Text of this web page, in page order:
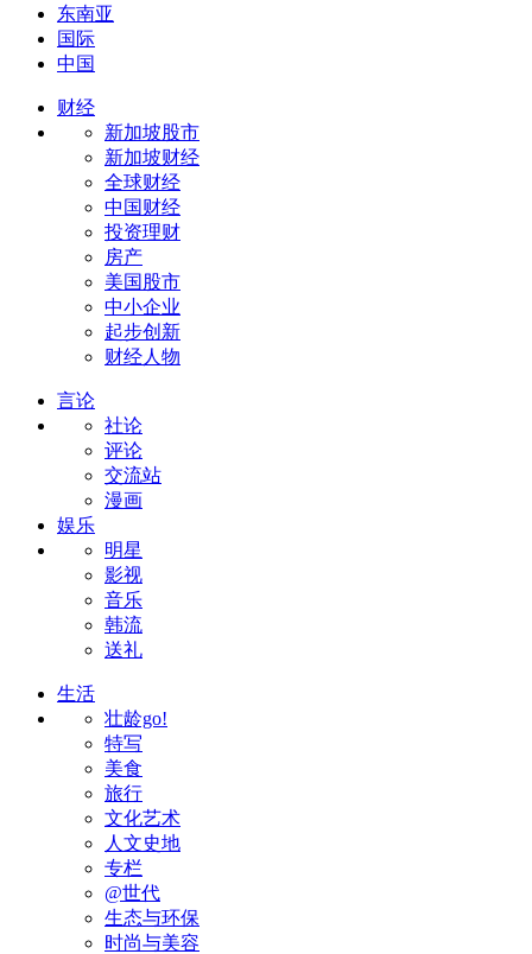
东南亚
国际
中国
财经
新加坡股市
新加坡财经
全球财经
中国财经
投资理财
房产
美国股市
中小企业
起步创新
财经人物
言论
社论
评论
交流站
漫画
娱乐
明星
影视
音乐
韩流
送礼
生活
壮龄go!
特写
美食
旅行
文化艺术
人文史地
专栏
@世代
生态与环保
时尚与美容